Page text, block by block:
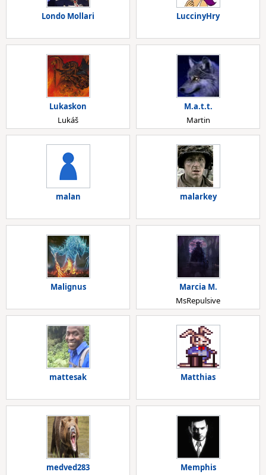
Londo Mollari LuccinyHry
Lukaskon
Lukáš
M.a.t.t.
Martin
malan malarkey
Malignus
Marcia M.
MsRepulsive
mattesak Matthias
medved283
Memphis